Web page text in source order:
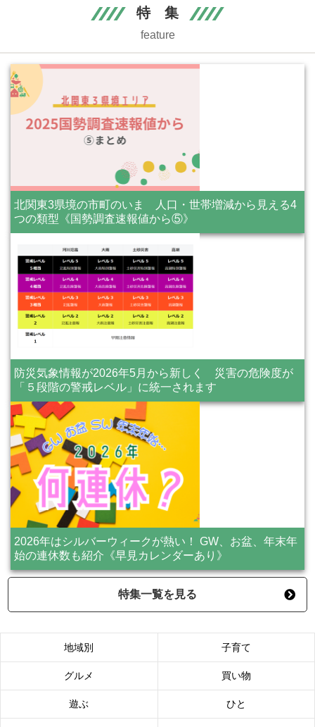
特 集
feature
北関東3県境の市町のいま 人口・世帯増減から見える4
つの類型《国勢調査速報値から⑤》
防災気象情報が2026年5月から新しく 災害の危険度が
「５段階の警戒レベル」に統一されます
2026年はシルバーウィークが熱い！ GW、お盆、年末年
始の連休数も紹介《早見カレンダーあり》
特集一覧を見る
地域別 子育て
グルメ 買い物
遊ぶ ひと